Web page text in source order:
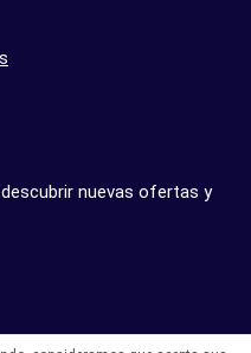
nuevas ofertas y